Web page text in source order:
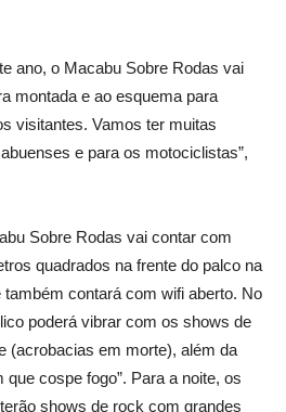
ano, o Macabu Sobre Rodas vai
montada e ao esquema para
visitantes. Vamos ter muitas
e para os motociclistas”,
Sobre Rodas vai contar com
quadrados na frente do palco na
contará com wifi aberto. No
poderá vibrar com os shows de
(acrobacias em morte), além da
que cospe fogo”. Para a noite, os
shows de rock com grandes